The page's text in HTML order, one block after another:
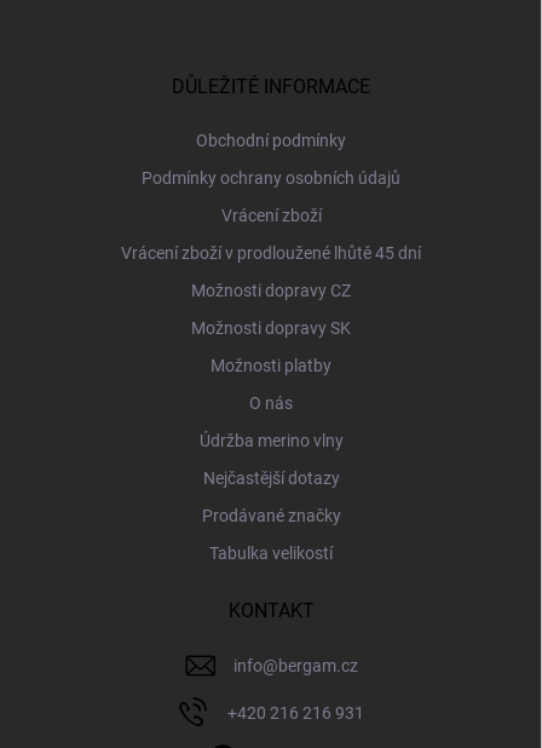
DŮLEŽITÉ INFORMACE
Obchodní podmínky
Podmínky ochrany osobních údajů
Vrácení zboží
Vrácení zboží v prodloužené lhůtě 45 dní
Možnosti dopravy CZ
Možnosti dopravy SK
Možnosti platby
O nás
Údržba merino vlny
Nejčastější dotazy
Prodávané značky
Tabulka velikostí
KONTAKT
info@bergam.cz
+420 216 216 931